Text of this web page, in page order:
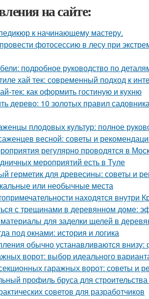
на сайте:
к начинающему мастеру.
фотосессию в лесу при
подробное руководство по
хай тек: современный подход к
тек: как оформить гостиную и кухню
дерево: 10 золотых правил
плодовых культур: полное
весной: советы и
регулярно проводятся в
мероприятий есть в Туле
герметик для древесины: советы и
или необычные места
находятся внутри
с трещинами в деревянном доме:
для заделки щелей в
под окнами: история и логика
обычно устанавливаются внизу:
ворот: выбор идеального
гаражных ворот: советы и
профиль бруса для
советов для разработчиков